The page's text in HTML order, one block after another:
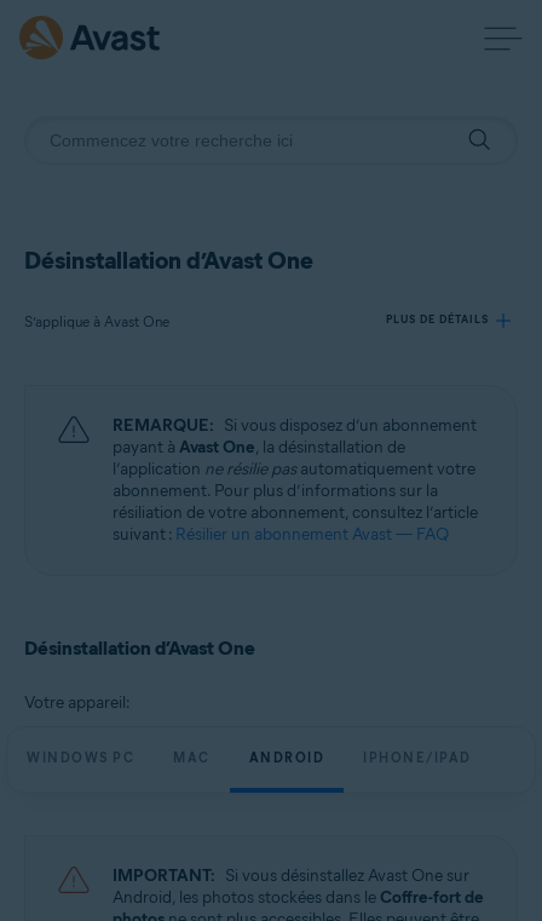
Désinstallation d’Avast One
S’applique à Avast One PLUS DE DÉTAILS
Avast One
Systèmes d'exploitation:
Windows, macOS, Android et iOS
REMARQUE: Si vous disposez d’un abonnement
payant à Avast One, la désinstallation de
l’application ne résilie pasautomatiquement votre
abonnement. Pour plus d’informations sur la
résiliation de votre abonnement, consultez l’article
suivant : Résilier un abonnement Avast — FAQ
Désinstallation d’Avast One
Votre appareil:
WINDOWS PC MAC ANDROID IPHONE/IPAD
IMPORTANT: Si vous désinstallez Avast One sur
Android, les photos stockées dans le Coffre-fort de